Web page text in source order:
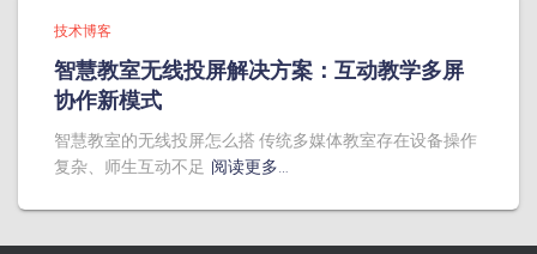
技术博客
智慧教室无线投屏解决方案：互动教学多屏
协作新模式
智慧教室的无线投屏怎么搭 传统多媒体教室存在设备操作
复杂、师生互动不足 阅读更多…